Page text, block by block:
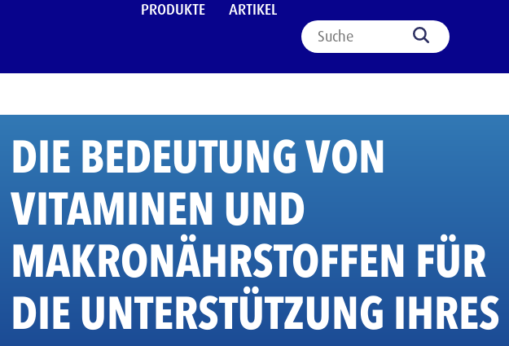
PRODUKTE ARTIKEL
DIE BEDEUTUNG VON
VITAMINEN UND
MAKRONÄHRSTOFFEN FÜR
DIE UNTERSTÜTZUNG IHRES